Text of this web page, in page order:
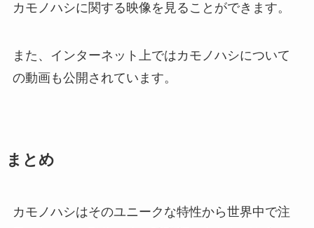
カモノハシに関する映像を見ることができます。
また、インターネット上ではカモノハシについて
の動画も公開されています。
まとめ
カモノハシはそのユニークな特性から世界中で注